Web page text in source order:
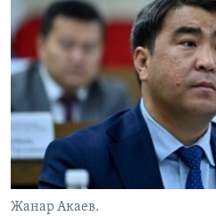
ЭЖЕ-СИҢДИЛЕР
АЗАТТЫК+
ЫҢГАЙСЫЗ СУРООЛОР
ОНЛАЙН ШЕРИНЕ
ЭЕ/АРнун бардык сайттары
Жанар Акаев.